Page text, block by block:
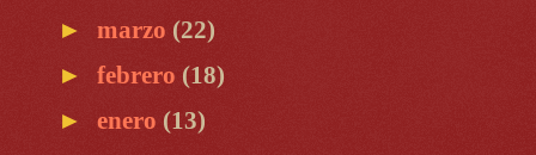
► marzo (22)
► febrero (18)
► enero (13)